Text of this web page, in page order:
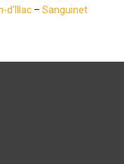
d’Illac– Sanguinet